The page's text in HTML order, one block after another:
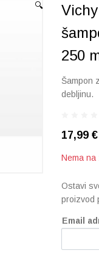
🔍
250
Šampon
debljinu.
17,99€
Nema na
Ostavi
proizvod
Email